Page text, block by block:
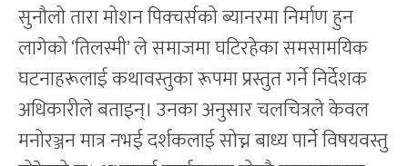
सुनौलो तारा मोशन पिक्चर्सको ब्यानरमा निर्माण हुन
लागेको ‘तिलस्मी’ ले समाजमा घटिरहेका समसामयिक
घटनाहरूलाई कथावस्तुका रूपमा प्रस्तुत गर्ने निर्देशक
अधिकारीले बताइन्। उनका अनुसार चलचित्रले केवल
मनोरञ्जन मात्र नभई दर्शकलाई सोच्न बाध्य पार्ने विषयवस्तु